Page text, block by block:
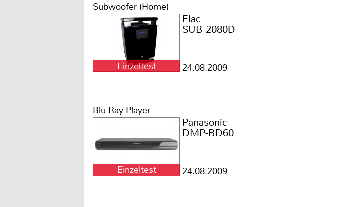
Subwoofer (Home)
Einzeltest
Elac
SUB 2080D
24.08.2009
Blu-Ray-Player
Einzeltest
Panasonic
DMP-BD60
24.08.2009